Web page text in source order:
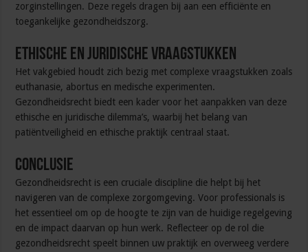
zorginstellingen. Deze regels dragen bij aan een efficiënte en
toegankelijke gezondheidszorg.
Ethische en juridische vraagstukken
Het vakgebied houdt zich bezig met complexe vraagstukken zoals
euthanasie, abortus en medische experimenten.
Gezondheidsrecht biedt een kader voor het aanpakken van deze
ethische en juridische dilemma’s, waarbij het belang van
patiëntveiligheid en ethische praktijk centraal staat.
Conclusie
Gezondheidsrecht is een cruciale discipline die helpt bij het
navigeren van de complexe zorgomgeving. Voor professionals is
het essentieel om op de hoogte te zijn van de huidige regelgeving
en de impact daarvan op hun werk. Reflecteer op de rol die
gezondheidsrecht speelt binnen uw praktijk en overweeg verdere